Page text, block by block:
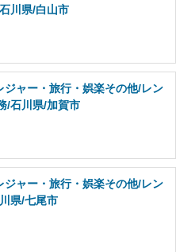
川県/白山市
ャー・旅行・娯楽その他/レン
/石川県/加賀市
ャー・旅行・娯楽その他/レン
県/七尾市